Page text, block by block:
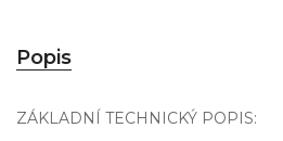
Popis
ZÁKLADNÍ TECHNICKÝ POPIS: